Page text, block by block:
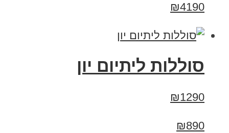
₪4190
סוללות ליתיום יון
₪1290
₪890